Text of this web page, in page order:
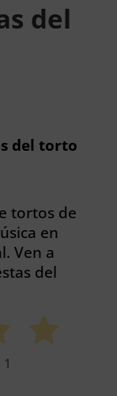
del
del torto
tortos de
en
Ven a
del
1